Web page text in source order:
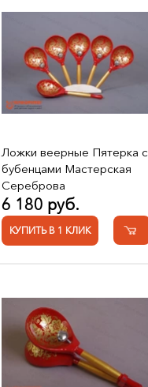
Ложки веерные Пятерка с
бубенцами Мастерская
Сереброва
6 180 руб.
КУПИТЬ В 1 КЛИК